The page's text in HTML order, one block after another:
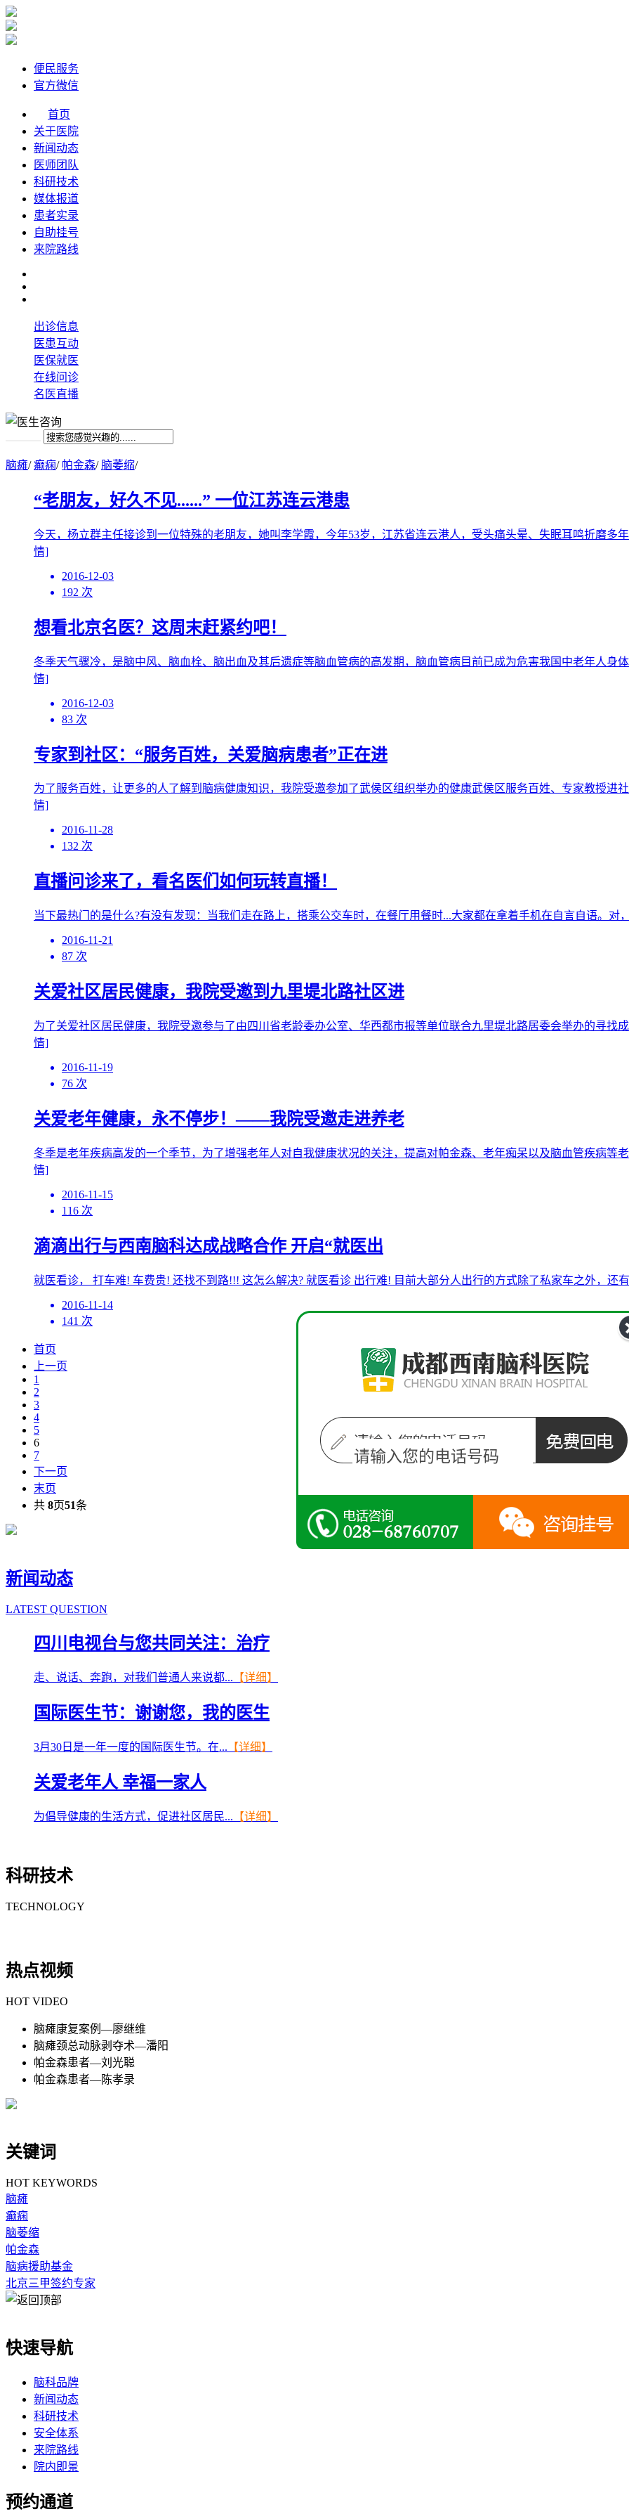
便民服务
官方微信
首页
关于医院
新闻动态
医师团队
科研技术
媒体报道
患者实录
自助挂号
来院路线
出诊信息
医患互动
医保就医
在线问诊
名医直播
脑瘫/癫痫/ 帕金森/ 脑萎缩/
“老朋友，好久不见......” 一位江苏连云港患
今天，杨立群主任接诊到一位特殊的老朋友，她叫李学霞，今年53岁，江苏省连云港人，受头痛头晕、失眠耳鸣折磨多
情]
2016-12-03
192 次
想看北京名医？这周末赶紧约吧！
冬季天气骤冷，是脑中风、脑血栓、脑出血及其后遗症等脑血管病的高发期，脑血管病目前已成为危害我国中老年人身
情]
2016-12-03
83 次
专家到社区：“服务百姓，关爱脑病患者”正在进
为了服务百姓，让更多的人了解到脑病健康知识，我院受邀参加了武侯区组织举办的健康武侯区服务百姓、专家教授进
情]
2016-11-28
132 次
直播问诊来了，看名医们如何玩转直播！
当下最热门的是什么?有没有发现：当我们走在路上，搭乘公交车时，在餐厅用餐时...大家都在拿着手机在自言自语。
2016-11-21
87 次
关爱社区居民健康，我院受邀到九里堤北路社区进
为了关爱社区居民健康，我院受邀参与了由四川省老龄委办公室、华西都市报等单位联合九里堤北路居委会举办的寻找
情]
2016-11-19
76 次
关爱老年健康，永不停步！——我院受邀走进养老
冬季是老年疾病高发的一个季节，为了增强老年人对自我健康状况的关注，提高对帕金森、老年痴呆以及脑血管疾病等
情]
2016-11-15
116 次
滴滴出行与西南脑科达成战略合作 开启“就医出
就医看诊， 打车难! 车费贵! 还找不到路!!! 这怎么解决? 就医看诊 出行难! 目前大部分人出行的方式除了私家车之外，还
2016-11-14
141 次
首页
上一页
1
2
3
4
5
6
7
下一页
末页
共 8页51条
新闻动态
LATEST QUESTION
四川电视台与您共同关注：治疗
走、说话、奔跑，对我们普通人来说都... 【详细】
国际医生节：谢谢您，我的医生
3月30日是一年一度的国际医生节。在... 【详细】
关爱老年人 幸福一家人
为倡导健康的生活方式，促进社区居民... 【详细】
科研技术
TECHNOLOGY
热点视频
HOT VIDEO
脑瘫康复案例—廖继维
脑瘫颈总动脉剥夺术—潘阳
帕金森患者—刘光聪
帕金森患者—陈孝录
关键词
HOT KEYWORDS
脑瘫
癫痫
脑萎缩
帕金森
脑病援助基金
北京三甲签约专家
快速导航
脑科品牌
新闻动态
科研技术
安全体系
来院路线
院内即景
预约通道